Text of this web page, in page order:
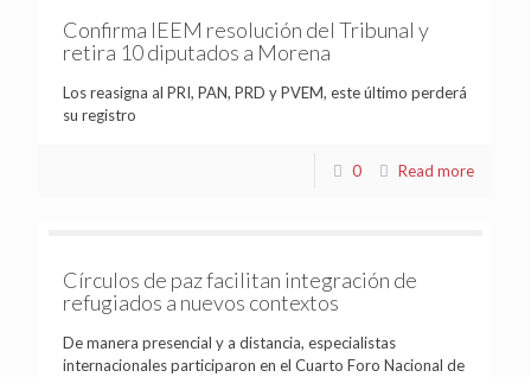
Confirma IEEM resolución del Tribunal y
retira 10 diputados a Morena
Los reasigna al PRI, PAN, PRD y PVEM, este último perderá
su registro
0 Read more
Círculos de paz facilitan integración de
refugiados a nuevos contextos
De manera presencial y a distancia, especialistas
internacionales participaron en el Cuarto Foro Nacional de